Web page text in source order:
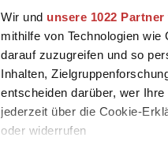
Wir und unsere 1022 Partner
mithilfe von Technologien
darauf zuzugreifen und so
Inhalten,
entscheiden darüber, wer
jederzeit über die Cookie-
oder widerrufen